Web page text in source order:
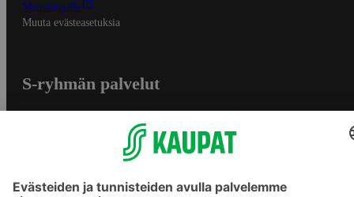
Mainostajalle
Muuta evästeasetuksia
S-ryhmän palvelut
Yhteishyvä Ruoka -sovellus
S-ostoslista -sovellus